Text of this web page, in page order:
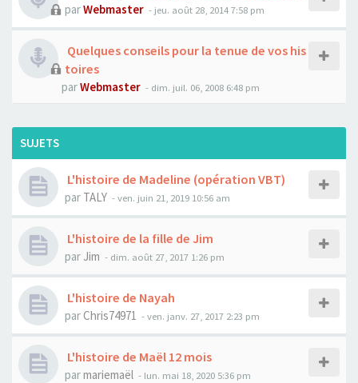
parWebmaster - jeu. août 28, 2014 7:58 pm
Quelques conseils pour la tenue de vos his
toires
parWebmaster - dim. juil. 06, 2008 6:48 pm
SUJETS
L'histoire de Madeline (opération VBT)
par TALY - ven. juin 21, 2019 10:56 am
L'histoire de la fille de Jim
par Jim - dim. août 27, 2017 1:26 pm
L'histoire de Nayah
parChris74971 - ven. janv. 27, 2017 2:23 pm
L'histoire de Maël 12 mois
parmariemaël - lun. mai 18, 2020 5:36 pm